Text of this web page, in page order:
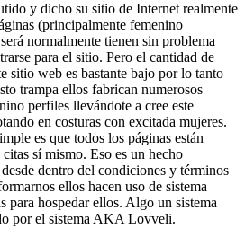
y dicho su sitio de Internet realmente
(principalmente femenino
normalmente tienen sin problema
para el sitio. Pero el cantidad de
sitio web es bastante bajo por lo tanto
trampa ellos fabrican numerosos
perfiles llevándote a cree este
en costuras con excitada mujeres.
es que todos los páginas están
sí mismo. Eso es un hecho
dentro del condiciones y términos
ellos hacen uso de sistema
para hospedar ellos. Algo un sistema
por el sistema AKA Lovveli.